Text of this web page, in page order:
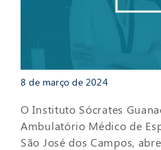
8 de março de 2024
O Instituto Sócrates
Ambulatório Médico de
São José dos Campos,